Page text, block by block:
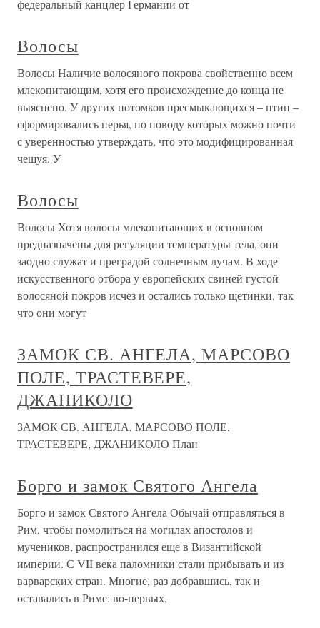
федеральный канцлер Германии от
Волосы
Волосы Наличие волосяного покрова свойственно всем
млекопитающим, хотя его происхождение до конца не
выяснено. У других потомков пресмыкающихся – птиц –
сформировались перья, по поводу которых можно почти
с уверенностью утверждать, что это модифицированная
чешуя. У
Волосы
Волосы Хотя волосы млекопитающих в основном
предназначены для регуляции температуры тела, они
заодно служат и преградой солнечным лучам. В ходе
искусственного отбора у европейских свиней густой
волосяной покров исчез и остались только щетинки, так
что они могут
ЗАМОК СВ. АНГЕЛА, МАРСОВО
ПОЛЕ, ТРАСТЕВЕРЕ,
ДЖАНИКОЛО
ЗАМОК СВ. АНГЕЛА, МАРСОВО ПОЛЕ,
ТРАСТЕВЕРЕ, ДЖАНИКОЛО План
Борго и замок Святого Ангела
Борго и замок Святого Ангела Обычай отправляться в
Рим, чтобы помолиться на могилах апостолов и
мучеников, распространился еще в Византийской
империи. С VII века паломники стали прибывать и из
варварских стран. Многие, раз добравшись, так и
оставались в Риме: во-первых,